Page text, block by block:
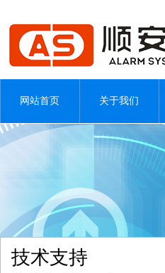
网站首页 关于我们
技术支持